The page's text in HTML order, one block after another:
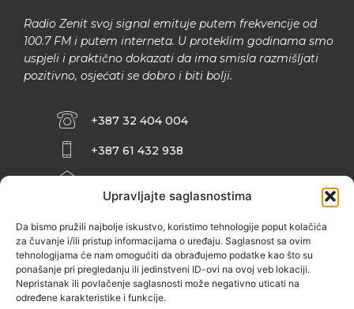
Upravljajte saglasnostima
Da bismo pružili najbolje iskustvo, koristimo tehnologije poput kolačića
za čuvanje i/ili pristup informacijama o uređaju. Saglasnost sa ovim
tehnologijama će nam omogućiti da obrađujemo podatke kao što su
ponašanje pri pregledanju ili jedinstveni ID-ovi na ovoj veb lokaciji.
Nepristanak ili povlačenje saglasnosti može negativno uticati na
određene karakteristike i funkcije.
Radio Zenit svoj signal emituje putem frekvencije od
100.7 FM i putem interneta. U proteklim godinama smo
uspjeli i praktično dokazati da ima smisla razmišljati
pozitivno, osjećati se dobro i biti bolji.
+387 32 404 004
+387 61 432 938
INFO@ZENIT.BA
ZENIČANKA, 3. SPRAT), 72000 ZENICA